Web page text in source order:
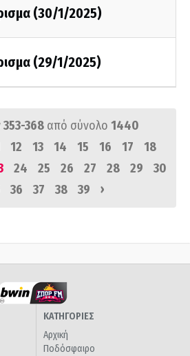
(30/1/2025)
(29/1/2025)
353-368 από σύνολο 1440
12 13 14 15 16 17
18
24 25 26 27 28 29
30
36 37 38 39 ›
ΚΑΤΗΓΟΡΙΕΣ
Αρχική
Ποδόσφαιρο